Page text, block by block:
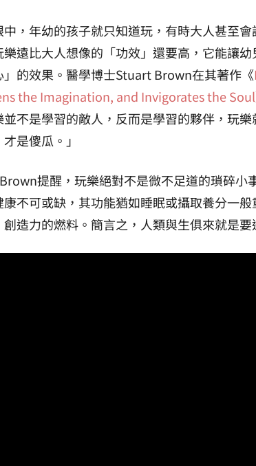
中，年幼的孩子就只知道玩，有時大人甚至
遠比大人想像的「功效」還要高，它能讓
」的效果。醫學博士Stuart Brown在其著作《
the Imagination, and Invigorates the Soul
並不是學習的敵人，反而是學習的夥伴，玩
是傻瓜。」
提醒，玩樂絕對不是微不足道的瑣碎小
不可或缺，其功能猶如睡眠或攝取養分一
造力的燃料。簡言之，人類與生俱來就是要